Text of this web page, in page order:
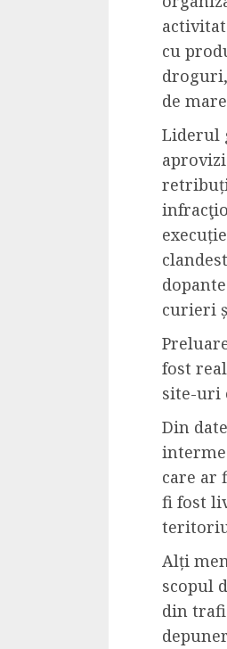
cu
de
Liderul
curieri
fost
site-uri
Din
care ar
fi fost
Alți
scopul
din